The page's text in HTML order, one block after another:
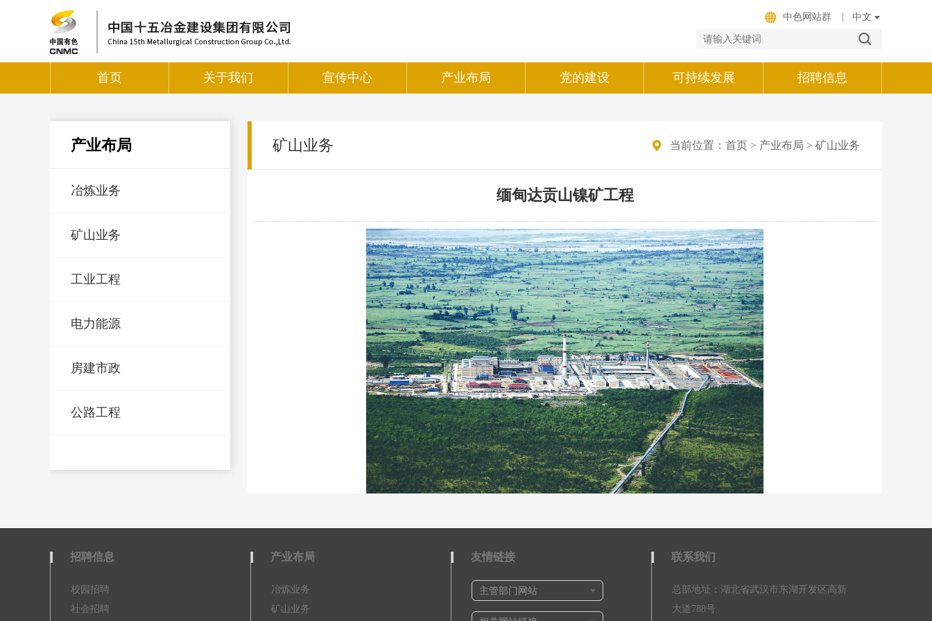
中色网站群
首页 关于我们 宣传中心 产业布局 党的建设 可持续发展 招聘信息
产业布局
冶炼业务
矿山业务
工业工程
电力能源
房建市政
公路工程
矿山业务 当前位置： 首页 > 产业布局 > 矿山业务
缅甸达贡山镍矿工程
招聘信息
校园招聘
社会招聘
产业布局
冶炼业务
矿山业务
友情链接 联系我们
总部地址：湖北省武汉市东湖开发区高新
大道788号